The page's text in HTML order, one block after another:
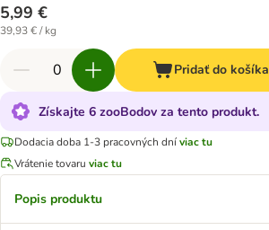
5,99 €
39,93 € / kg
Pridať do košíka
Získajte 6 zooBodov za tento produkt.
Dodacia doba 1-3 pracovných dníviac tu
Vrátenie tovaru viac tu
Popis produktu